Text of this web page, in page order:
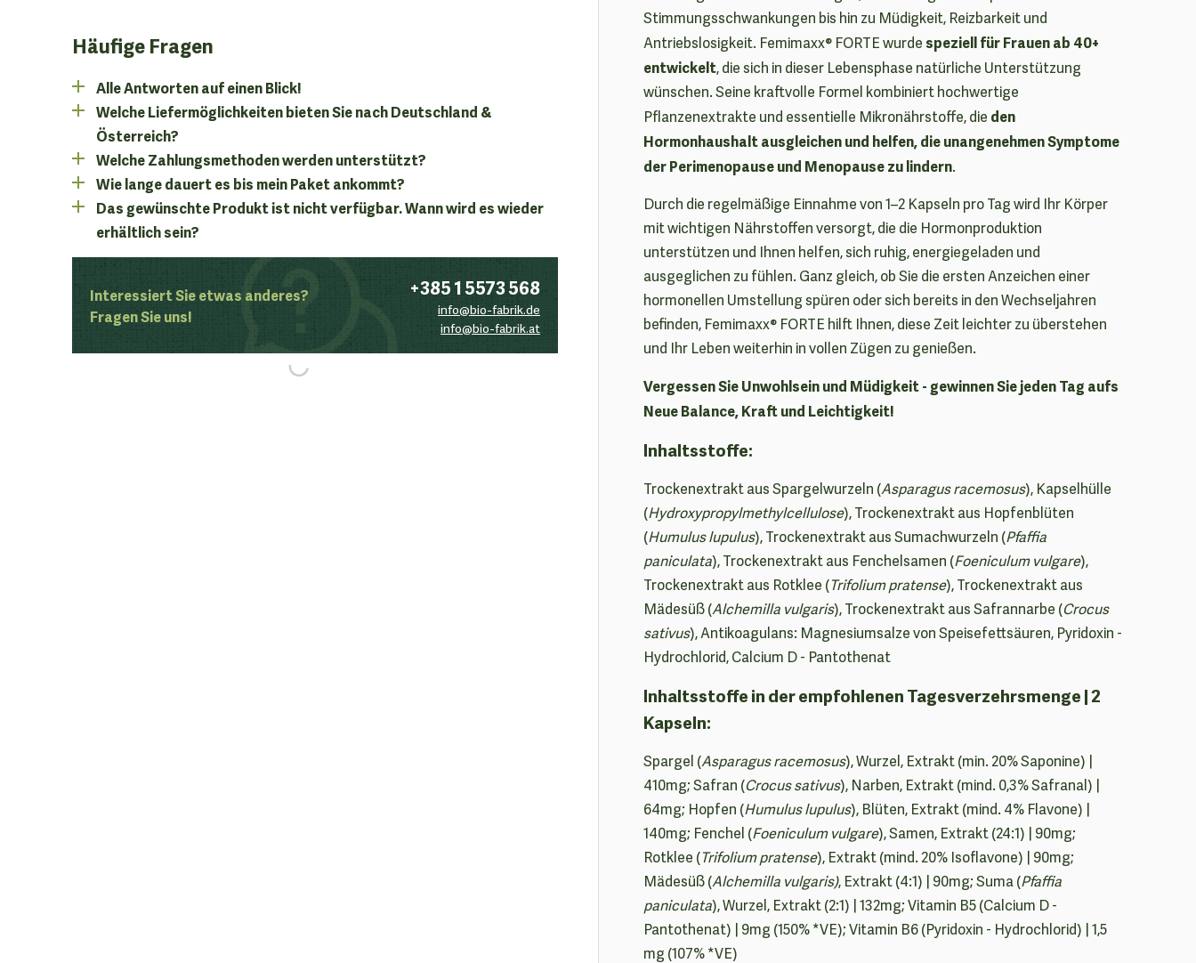
Häufige Fragen
Alle Antworten auf einen Blick!
Welche Liefermöglichkeiten bieten Sie nach Deutschland &
Österreich?
Welche Zahlungsmethoden werden unterstützt?
Wie lange dauert es bis mein Paket ankommt?
Das gewünschte Produkt ist nicht verfügbar. Wann wird es wieder
erhältlich sein?
Interessiert Sie etwas anderes?
Fragen Sie uns!
+385 1 5573 568
info@bio-fabrik.de
info@bio-fabrik.at
Stimmungsschwankungen bis hin zu Müdigkeit, Reizbarkeit und
Antriebslosigkeit. Femimaxx® FORTE wurde speziell für Frauen ab 40+
entwickelt, die sich in dieser Lebensphase natürliche Unterstützung
wünschen. Seine kraftvolle Formel kombiniert hochwertige
Pflanzenextrakte und essentielle Mikronährstoffe, die den
Hormonhaushalt ausgleichen und helfen, die unangenehmen Symptome
der Perimenopause und Menopause zu lindern.
Durch die regelmäßige Einnahme von 1–2 Kapseln pro Tag wird Ihr Körper
mit wichtigen Nährstoffen versorgt, die die Hormonproduktion
unterstützen und Ihnen helfen, sich ruhig, energiegeladen und
ausgeglichen zu fühlen. Ganz gleich, ob Sie die ersten Anzeichen einer
hormonellen Umstellung spüren oder sich bereits in den Wechseljahren
befinden, Femimaxx® FORTE hilft Ihnen, diese Zeit leichter zu überstehen
und Ihr Leben weiterhin in vollen Zügen zu genießen.
Vergessen Sie Unwohlsein und Müdigkeit - gewinnen Sie jeden Tag aufs
Neue Balance, Kraft und Leichtigkeit!
Inhaltsstoffe:
Trockenextrakt aus Spargelwurzeln (Asparagus racemosus), Kapselhülle
(Hydroxypropylmethylcellulose), Trockenextrakt aus Hopfenblüten
(Humulus lupulus), Trockenextrakt aus Sumachwurzeln (Pfaffia
paniculata), Trockenextrakt aus Fenchelsamen (Foeniculum vulgare),
Trockenextrakt aus Rotklee (Trifolium pratense), Trockenextrakt aus
Mädesüß (Alchemilla vulgaris), Trockenextrakt aus Safrannarbe (Crocus
sativus), Antikoagulans: Magnesiumsalze von Speisefettsäuren, Pyridoxin -
Hydrochlorid, Calcium D - Pantothenat
Inhaltsstoffe in der empfohlenen Tagesverzehrsmenge | 2
Kapseln:
Spargel (Asparagus racemosus), Wurzel, Extrakt (min. 20% Saponine) |
410mg; Safran (Crocus sativus), Narben, Extrakt (mind. 0,3% Safranal) |
64mg; Hopfen (Humulus lupulus), Blüten, Extrakt (mind. 4% Flavone) |
140mg; Fenchel (Foeniculum vulgare), Samen, Extrakt (24:1) | 90mg;
Rotklee (Trifolium pratense), Extrakt (mind. 20% Isoflavone) | 90mg;
Mädesüß (Alchemilla vulgaris), Extrakt (4:1) | 90mg; Suma (Pfaffia
paniculata), Wurzel, Extrakt (2:1) | 132mg; Vitamin B5 (Calcium D -
Pantothenat) | 9mg (150% *VE); Vitamin B6 (Pyridoxin - Hydrochlorid) | 1,5
mg (107% *VE)